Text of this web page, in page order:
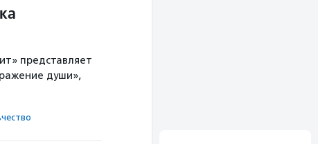
представляет
души»,